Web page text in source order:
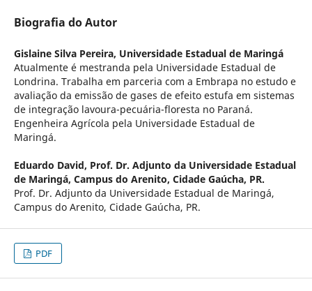
Biografia do Autor
Gislaine Silva Pereira, Universidade Estadual de Maringá
Atualmente é mestranda pela Universidade Estadual de
Londrina. Trabalha em parceria com a Embrapa no estudo e
avaliação da emissão de gases de efeito estufa em sistemas
de integração lavoura-pecuária-floresta no Paraná.
Engenheira Agrícola pela Universidade Estadual de
Maringá.
Eduardo David, Prof. Dr. Adjunto da Universidade Estadual
de Maringá, Campus do Arenito, Cidade Gaúcha, PR.
Prof. Dr. Adjunto da Universidade Estadual de Maringá,
Campus do Arenito, Cidade Gaúcha, PR.
PDF